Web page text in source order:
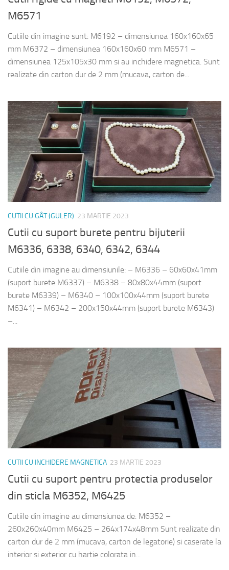
M6571
Cutiile din imagine sunt: M6192 – dimensiunea 160x160x65
mm M6372 – dimensiunea 160x160x60 mm M6571 –
dimensiunea 125x105x30 mm si au inchidere magnetica. Sunt
realizate din carton dur de 2 mm (mucava, carton de...
CUTII CU GÂT (GULER) 23 MARTIE 2023
Cutii cu suport burete pentru bijuterii
M6336, 6338, 6340, 6342, 6344
Cutiile din imagine au dimensiunile: – M6336 – 60x60x41mm
(suport burete M6337) – M6338 – 80x80x44mm (suport
burete M6339) – M6340 – 100x100x44mm (suport burete
M6341) – M6342 – 200x150x44mm (suport burete M6343)
–...
CUTII CU INCHIDERE MAGNETICA 23 MARTIE 2023
Cutii cu suport pentru protectia produselor
din sticla M6352, M6425
Cutiile din imagine au dimensiunea de: M6352 –
260x260x40mm M6425 – 264x174x48mm Sunt realizate din
carton dur de 2 mm (mucava, carton de legatorie) si caserate la
interior si exterior cu hartie colorata in...